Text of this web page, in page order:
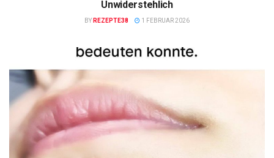
Unwiderstehlich
BY REZEPTE38 1 FEBRUAR 2026